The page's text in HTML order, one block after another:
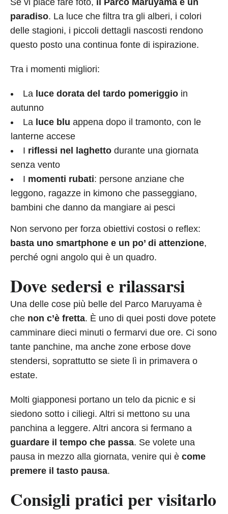
Se vi piace fare foto, il Parco Maruyama è un
paradiso. La luce che filtra tra gli alberi, i colori
delle stagioni, i piccoli dettagli nascosti rendono
questo posto una continua fonte di ispirazione.
Tra i momenti migliori:
La luce dorata del tardo pomeriggio in
autunno
La luce blu appena dopo il tramonto, con le
lanterne accese
I riflessi nel laghetto durante una giornata
senza vento
I momenti rubati: persone anziane che
leggono, ragazze in kimono che passeggiano,
bambini che danno da mangiare ai pesci
Non servono per forza obiettivi costosi o reflex:
basta uno smartphone e un po’ di attenzione,
perché ogni angolo qui è un quadro.
Dove sedersi e rilassarsi
Una delle cose più belle del Parco Maruyama è
che non c’è fretta. È uno di quei posti dove potete
camminare dieci minuti o fermarvi due ore. Ci sono
tante panchine, ma anche zone erbose dove
stendersi, soprattutto se siete lì in primavera o
estate.
Molti giapponesi portano un telo da picnic e si
siedono sotto i ciliegi. Altri si mettono su una
panchina a leggere. Altri ancora si fermano a
guardare il tempo che passa. Se volete una
pausa in mezzo alla giornata, venire qui è come
premere il tasto pausa.
Consigli pratici per visitarlo